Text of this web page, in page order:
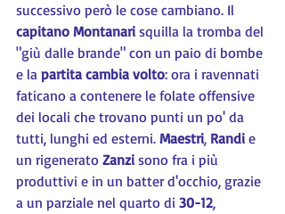
successivo però le cose cambiano. Il
capitano Montanari squilla la tromba del
"giù dalle brande" con un paio di bombe
e la partita cambia volto: ora i ravennati
faticano a contenere le folate offensive
dei locali che trovano punti un po' da
tutti, lunghi ed esterni. Maestri, Randi e
un rigenerato Zanzi sono fra i più
produttivi e in un batter d'occhio, grazie
a un parziale nel quarto di 30-12,